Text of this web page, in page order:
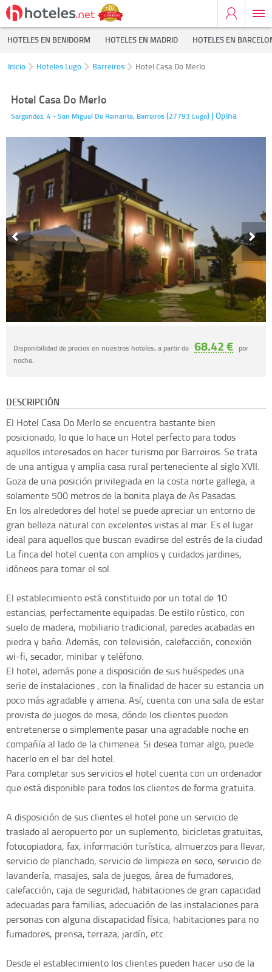
HOTELES EN BENIDORM HOTELES EN MADRID HOTELES EN
Inicio Hoteles Lugo Barreiros Hotel Casa Do Merlo
Hotel Casa Do Merlo
Sargendez, 4 - San Miguel De Reinante, Barreiros (27793 Lugo) | Opina
Disponibilidad de precios en nuestros hoteles, a partir de 68.42 € por
noche.
DESCRIPCIÓN
El Hotel Casa Do Merlo se encuentra bastante bien
posicionado, lo que lo hace un Hotel perfecto para todos
aquellos interesados en hacer turismo por Barreiros. Se trata
de una antigua y amplia casa rural perteneciente al siglo XVII.
Goza de una posición privilegiada en la costa norte gallega, a
solamente 500 metros de la bonita playa de As Pasadas.
En los alrededores del hotel se puede apreciar un entorno de
gran belleza natural con excelentes vistas al mar. Es el lugar
ideal para aquellos que buscan evadirse del estrés de la ciudad
La finca del hotel cuenta con amplios y cuidados jardines,
idóneos para tomar el sol.
El establecimiento está constituido por un total de 10
estancias, perfectamente equipadas. De estilo rústico, con
suelo de madera, mobiliario tradicional, paredes acabadas en
piedra y baño. Además, con televisión, calefacción, conexión
wi-fi, secador, minibar y teléfono.
El hotel, además pone a disposición de sus huéspedes una
serie de instalaciones , con la finalidad de hacer su estancia un
poco más agradable y amena. Así, cuenta con una sala de estar
provista de juegos de mesa, dónde los clientes pueden
entretenerse o simplemente pasar una agradable noche en
compañía al lado de la chimenea. Si desea tomar algo, puede
hacerlo en el bar del hotel.
Para completar sus servicios el hotel cuenta con un ordenador
que está disponible para todos los clientes de forma gratuita.
A disposición de sus clientes el hotel pone un servicio de
traslado al aeropuerto por un suplemento, bicicletas gratuitas,
fotocopiadora, fax, información turística, almuerzos para llevar,
servicio de planchado, servicio de limpieza en seco, servicio de
lavandería, masajes, sala de juegos, área de fumadores,
calefacción, caja de seguridad, habitaciones de gran capacidad
adecuadas para familias, adecuación de las instalaciones para
personas con alguna discapacidad física, habitaciones para no
fumadores, prensa, terraza, jardín, etc.
Desde el establecimiento los clientes pueden hacer uso de la